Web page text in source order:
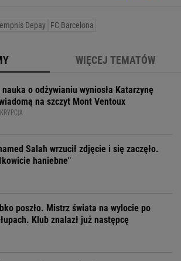
Depay FC Barcelona
WIĘCEJ TEMATÓW
o odżywianiu wyniosła Katarzynę
na szczyt Mont Ventoux
Salah wrzucił zdjęcie i się zaczęło.
haniebne"
poszło. Mistrz świata na wylocie po
Klub znalazł już następcę